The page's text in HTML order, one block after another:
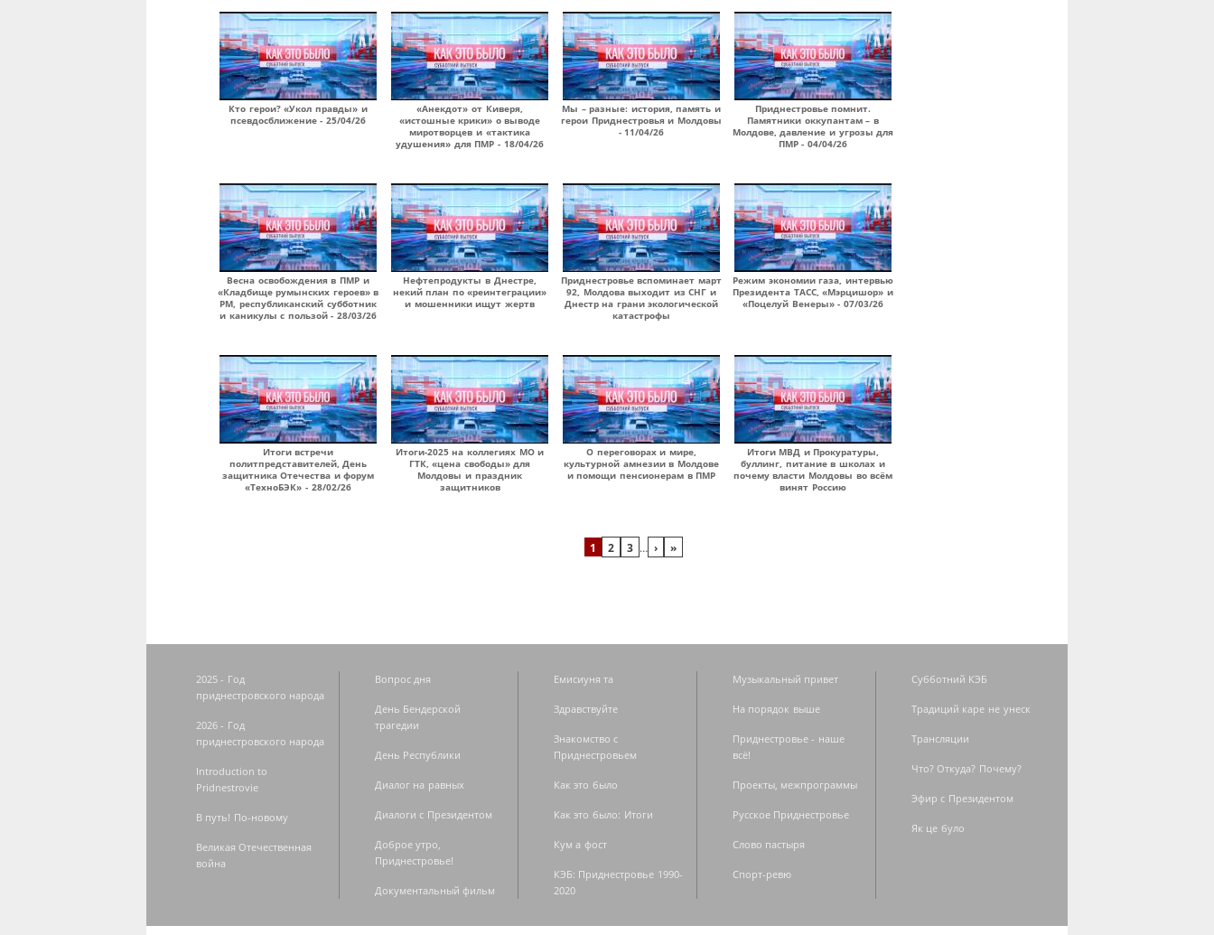
Кто герои? «Укол правды» и
псевдосближение - 25/04/26
«Анекдот» от Киверя,
«истошные крики» о выводе
миротворцев и «тактика
удушения» для ПМР - 18/04/26
Мы – разные: история, память и
герои Приднестровья и Молдовы
- 11/04/26
Приднестровье помнит.
Памятники оккупантам – в
Молдове, давление и угрозы для
ПМР - 04/04/26
Весна освобождения в ПМР и
«Кладбище румынских героев» в
РМ, республиканский субботник
и каникулы с пользой - 28/03/26
Нефтепродукты в Днестре,
некий план по «реинтеграции»
и мошенники ищут жертв
Приднестровье вспоминает март
92, Молдова выходит из СНГ и
Днестр на грани экологической
катастрофы
Режим экономии газа, интервью
Президента ТАСС, «Мэрцишор» и
«Поцелуй Венеры» - 07/03/26
Итоги встречи
политпредставителей, День
защитника Отечества и форум
«ТехноБЭК» - 28/02/26
Итоги-2025 на коллегиях МО и
ГТК, «цена свободы» для
Молдовы и праздник
защитников
О переговорах и мире,
культурной амнезии в Молдове
и помощи пенсионерам в ПМР
Итоги МВД и Прокуратуры,
буллинг, питание в школах и
почему власти Молдовы во всём
винят Россию
1 2 3 … › »
2025 - Год
приднестровского народа
2026 - Год
приднестровского народа
Introduction to
Pridnestrovie
В путь! По-новому
Великая Отечественная
война
Вопрос дня
День Бендерской
трагедии
День Республики
Диалог на равных
Диалоги с Президентом
Доброе утро,
Приднестровье!
Документальный фильм
Емисиуня та
Здравствуйте
Знакомство с
Приднестровьем
Как это было
Как это было: Итоги
Кум а фост
КЭБ: Приднестровье 1990-
2020
Музыкальный привет
На порядок выше
Приднестровье - наше
всё!
Проекты, межпрограммы
Русское Приднестровье
Слово пастыря
Спорт-ревю
Субботний КЭБ
Традиций каре не унеск
Трансляции
Что? Откуда? Почему?
Эфир с Президентом
Як це було